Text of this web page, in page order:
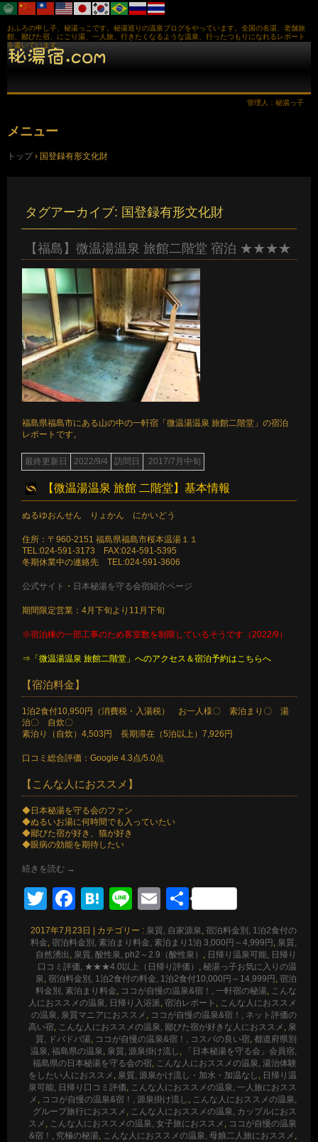
おふろの申し子、秘湯っこです。秘湯巡りの温泉ブログをやっています。全国の名湯、老舗旅
館、鄙びた宿、にごり湯、一人旅、行きたくなるような温泉、行ったつもりになれるレポート
を書いています。
管理人：秘湯っ子
メニュー
ン
トップ › 国登録有形文化財
タグアーカイブ: 国登録有形文化財
【福島】微温湯温泉 旅館二階堂 宿泊 ★★★★
福島県福島市にある山の中の一軒宿「微温湯温泉 旅館二階堂」の宿泊
レポートです。
最終更新日 2022/9/4 訪問日 2017/7月中旬
【微温湯温泉 旅館 二階堂】基本情報
ぬるゆおんせん りょかん にかいどう
住所：〒960-2151 福島県福島市桜本温湯１１
TEL:024-591-3173 FAX:024-591-5395
冬期休業中の連絡先 TEL:024-591-3606
公式サイト ・ 日本秘湯を守る会宿紹介ページ
期間限定営業：4月下旬より11月下旬
※宿泊棟の一部工事のため客室数を制限しているそうです（2022/9）
⇒「微温湯温泉 旅館二階堂」へのアクセス＆宿泊予約はこちらへ
【宿泊料金】
1泊2食付10,950円（消費税・入湯税） お一人様〇 素泊まり〇 湯
治〇 自炊〇
素泊り（自炊）4,503円 長期滞在（5泊以上）7,926円
口コミ総合評価：Google 4.3点/5.0点
【こんな人におススメ】
◆日本秘湯を守る会のファン
◆ぬるいお湯に何時間でも入っていたい
◆鄙びた宿が好き、猫が好き
◆眼病の効能を期待したい
続きを読む →
TwitterFacebook
Hatena
LineEmail
共
有
2017年7月23日 カテゴリー : 泉質, 自家源泉, 宿泊料金別, 1泊2食付の
料金, 宿泊料金別, 素泊まり料金, 素泊まり1泊 3,000円～4,999円 , 泉質,
自然湧出 , 泉質, 酸性泉, ph2～2.9（酸性泉） , 日帰り温泉可能, 日帰り
口コミ評価, ★★★4.0以上（日帰り評価） , 秘湯っ子お気に入りの温
泉, 宿泊料金別, 1泊2食付の料金, 1泊2食付10,000円～14,999円 , 宿泊
料金別, 素泊まり料金, ココが自慢の温泉&宿！, 一軒宿の秘湯, こんな
人におススメの温泉, 日帰り入浴派, 宿泊レポート , こんな人におススメ
の温泉, 泉質マニアにおススメ , ココが自慢の温泉&宿！, ネット評価の
高い宿, こんな人におススメの温泉, 鄙びた宿が好きな人におススメ , 泉
質, ドバドバ湯, ココが自慢の温泉&宿！, コスパの良い宿, 都道府県別
温泉, 福島県の温泉, 泉質, 源泉掛け流し ,
「日本秘湯を守る会」会員宿,
福島県の日本秘湯を守る会の宿, こんな人におススメの温泉, 湯治体験
をしたい人におススメ , 泉質, 源泉かけ流し・加水・加温なし , 日帰り温
泉可能, 日帰り口コミ評価, こんな人におススメの温泉, 一人旅におスス
メ , ココが自慢の温泉&宿！, 源泉掛け流し , こんな人におススメの温泉,
グループ旅行におススメ , こんな人におススメの温泉, カップルにおス
スメ , こんな人におススメの温泉, 女子旅におススメ , ココが自慢の温泉
&宿！, 究極の秘湯, こんな人におススメの温泉, 母娘二人旅におススメ ,